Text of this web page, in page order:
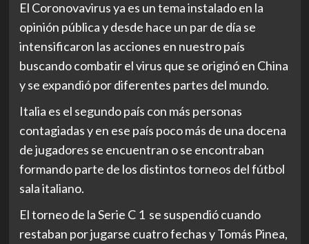
El Coronovavirus ya es un tema instalado en la
opinión pública y desde hace un par de día se
intensificaron las acciones en nuestro país
buscando combatir el virus que se originó en China
y se expandió por diferentes partes del mundo.
Italia es el segundo país con más personas
contagiadas y en ese país poco más de una docena
de jugadores se encuentran o se encontraban
formando parte de los distintos torneos del fútbol
sala italiano.
El torneo de la Serie C 1 se suspendió cuando
restaban por jugarse cuatro fechasy Tomás Pinea,